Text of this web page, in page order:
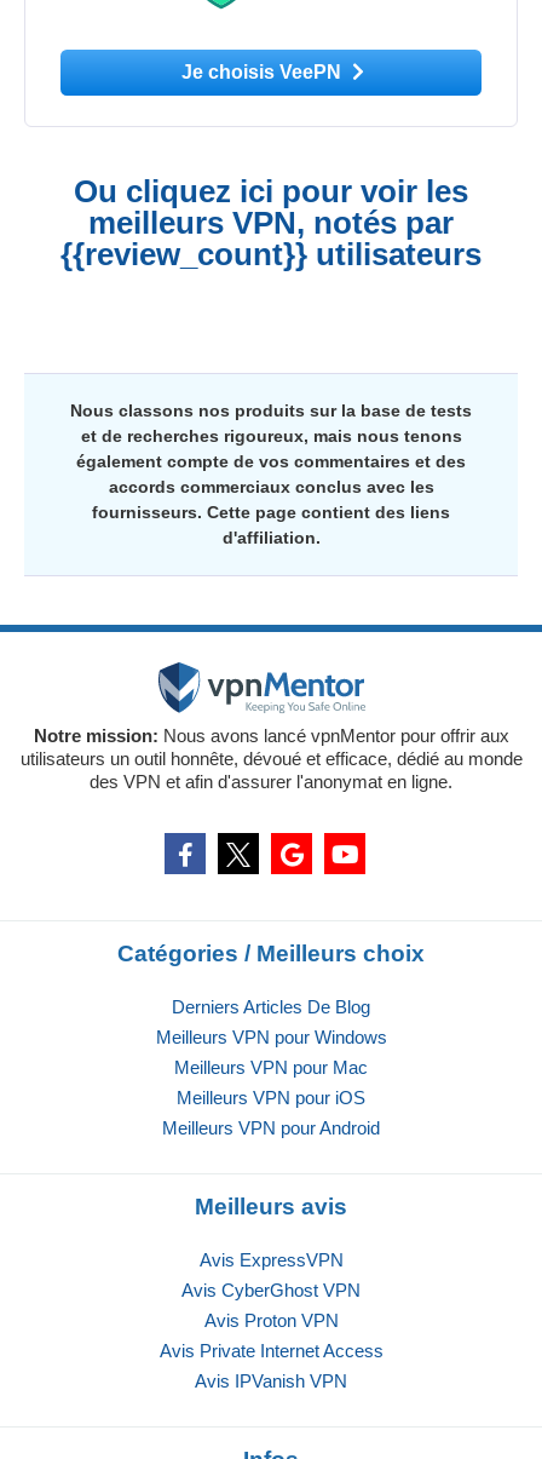
Je choisis VeePN
Ou cliquez ici pour voir les
meilleurs VPN, notés par
{{review_count}} utilisateurs
Nous classons nos produits sur la base de tests
et de recherches rigoureux, mais nous tenons
également compte de vos commentaires et des
accords commerciaux conclus avec les
fournisseurs. Cette page contient des liens
d'affiliation.
Notre mission: Nous avons lancé vpnMentor pour offrir aux
utilisateurs un outil honnête, dévoué et efficace, dédié au monde
des VPN et afin d'assurer l'anonymat en ligne.
Catégories / Meilleurs choix
Derniers Articles De Blog
Meilleurs VPN pour Windows
Meilleurs VPN pour Mac
Meilleurs VPN pour iOS
Meilleurs VPN pour Android
Meilleurs avis
Avis ExpressVPN
Avis CyberGhost VPN
Avis Proton VPN
Avis Private Internet Access
Avis IPVanish VPN